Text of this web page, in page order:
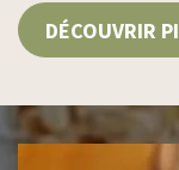
DÉCOUVRIR